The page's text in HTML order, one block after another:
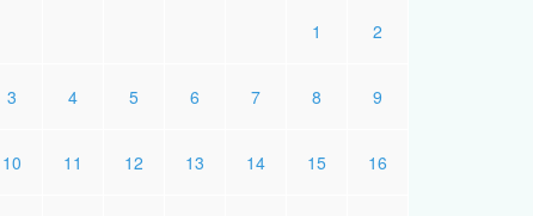
1
2
3 4 5 6 7 8 9
10 11 12 13 14 15 16